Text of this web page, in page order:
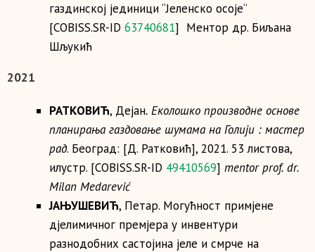
газдинској јединици “Јеленско осоје“
[COBISS.SR-ID 63740681] Ментор др. Биљана
Шљукић
2021
РАТКОВИЋ, Дејан. Еколошко производне основе
планирања газдовање шумама на Голији : мастер
рад. Београд: [Д. Ратковић], 2021. 53 листова,
илустр. [COBISS.SR-ID 49410569] mentor prof. dr.
Milan Medarević
ЈАЊУШЕВИЋ, Петар. Могућност примјене
дјелимичног премјера у инвентури
разнодобних састојина јеле и смрче на